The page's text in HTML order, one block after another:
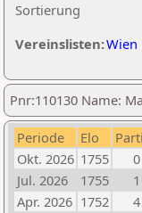
Sortierung
Vereinslisten:Wien
Pnr:110130 Name:
Periode Elo
Okt. 2026 1755 0
Jul. 2026
1755 1
Apr. 2026 1752 4